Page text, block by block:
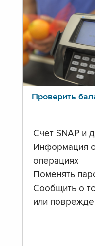
Проверить
Счет SNAP и
Информация
операциях
Поменять
Сообщить о
или